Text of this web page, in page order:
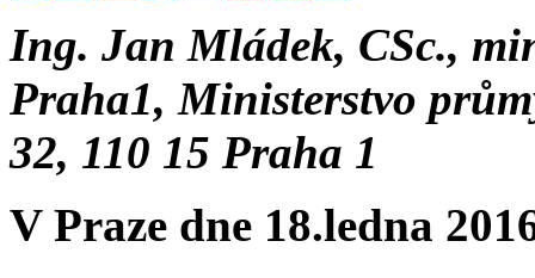
Ing. Jan Mládek, CSc.,
Praha1, Ministerstvo
32, 110 15 Praha 1
V Praze dne 18.ledna